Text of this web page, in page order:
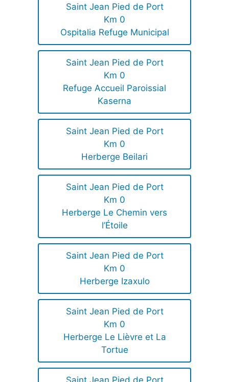
Saint Jean Pied de Port
Km 0
Ospitalia Refuge Municipal
Saint Jean Pied de Port
Km 0
Refuge Accueil Paroissial
Kaserna
Saint Jean Pied de Port
Km 0
Herberge Beilari
Saint Jean Pied de Port
Km 0
Herberge Le Chemin vers
l’Étoile
Saint Jean Pied de Port
Km 0
Herberge Izaxulo
Saint Jean Pied de Port
Km 0
Herberge Le Lièvre et La
Tortue
Saint Jean Pied de Port